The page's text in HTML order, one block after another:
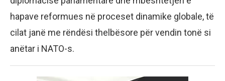
hapave reformues në proceset dinamike globale, të
cilat janë me rëndësi thelbësore për vendin tonë si
anëtar i NATO-s.